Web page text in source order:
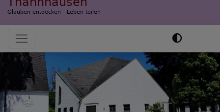
Glauben entdecken - Leben teilen
Hauptnavigation